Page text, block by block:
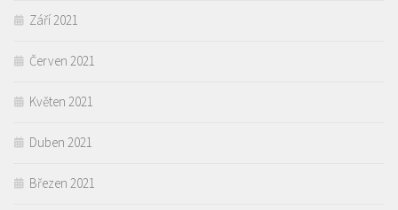
Září 2021
Červen 2021
Květen 2021
Duben 2021
Březen 2021